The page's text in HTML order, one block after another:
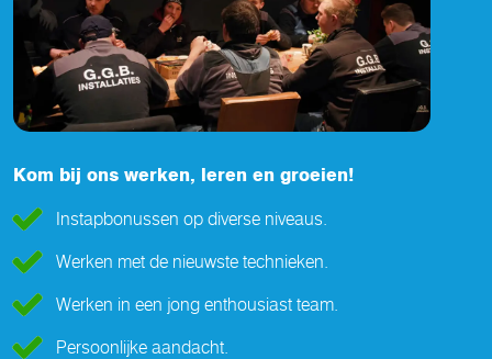
Kom bij ons werken, leren en groeien!
Instapbonussen op diverse niveaus.
Werken met de nieuwste technieken.
Werken in een jong enthousiast team.
Persoonlijke aandacht.